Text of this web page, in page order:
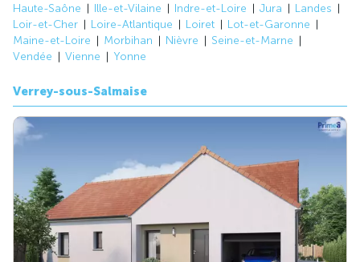
Haute-Saône
Ille-et-Vilaine Indre-et-Loire Jura
Landes
Loir-et-Cher
Loire-Atlantique Loiret
Lot-et-Garonne
Maine-et-Loire
Morbihan Nièvre
Seine-et-Marne
Vendée
Vienne Yonne
Verrey-sous-Salmaise